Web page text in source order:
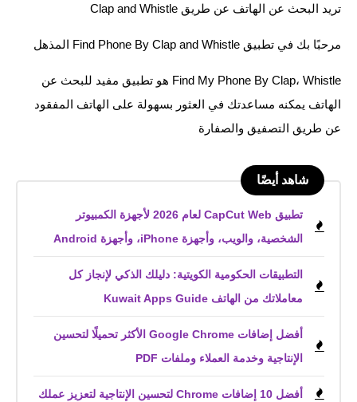
تريد البحث عن الهاتف عن طريق Clap and Whistle
مرحبًا بك في تطبيق Find Phone By Clap and Whistle المذهل
Find My Phone By Clap، Whistle هو تطبيق مفيد للبحث عن
الهاتف يمكنه مساعدتك في العثور بسهولة على الهاتف المفقود
عن طريق التصفيق والصفارة
شاهد أيضًا
تطبيق CapCut Web لعام 2026 لأجهزة الكمبيوتر
الشخصية، والويب، وأجهزة iPhone، وأجهزة Android
التطبيقات الحكومية الكويتية: دليلك الذكي لإنجاز كل
معاملاتك من الهاتف Kuwait Apps Guide
أفضل إضافات Google Chrome الأكثر تحميلًا لتحسين
الإنتاجية وخدمة العملاء وملفات PDF
أفضل 10 إضافات Chrome لتحسين الإنتاجية لتعزيز عملك